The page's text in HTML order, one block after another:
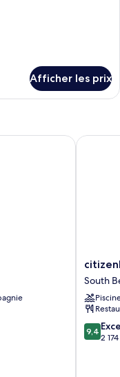
Afficher les prix
citizenM
Miami
South
Beach
South
Beach
South
9.4
sur
9,4
2